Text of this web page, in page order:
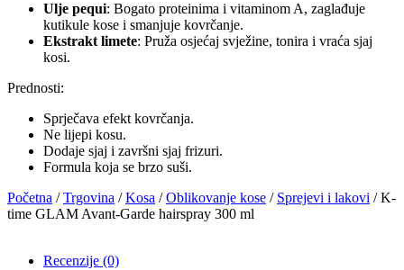
Ulje pequi: Bogato proteinima i vitaminom A, zaglađuje
kutikule kose i smanjuje kovrčanje.
Ekstrakt limete: Pruža osjećaj svježine, tonira i vraća sjaj
kosi.
Prednosti:
Sprječava efekt kovrčanja.
Ne lijepi kosu.
Dodaje sjaj i završni sjaj frizuri.
Formula koja se brzo suši.
Početna /Trgovina /Kosa /Oblikovanje kose / Sprejevi i lakovi / K-
time GLAM Avant-Garde hairspray 300 ml
Recenzije (0)